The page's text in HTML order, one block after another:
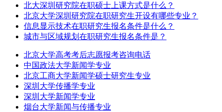
北大深圳研究院在职硕士上课方式是什么？
北京大学深圳研究院在职研究生开设有哪些专业？
信息显示技术在职研究生报名条件是什么？
城市与区域规划在职研究生报名条件是？
北京大学高考考后志愿报考咨询电话
中国政法大学新闻学专业
北京工商大学新闻学硕士研究生专业
深圳大学传播学专业
深圳大学新闻学专业
烟台大学新闻与传播专业